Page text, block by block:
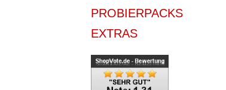
PROBIERPACKS
EXTRAS